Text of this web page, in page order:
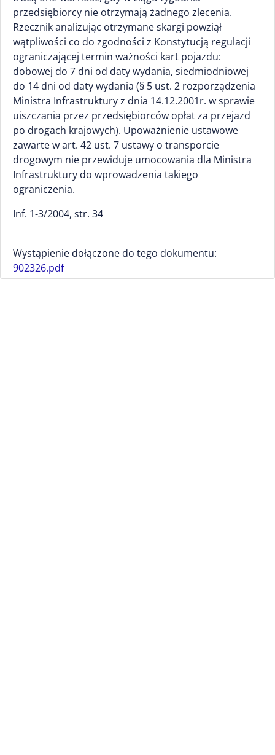
przedsiębiorcy nie otrzymają żadnego zlecenia.
Rzecznik analizując otrzymane skargi powziął
wątpliwości co do zgodności z Konstytucją regulacji
ograniczającej termin ważności kart pojazdu:
dobowej do 7 dni od daty wydania, siedmiodniowej
do 14 dni od daty wydania (§ 5 ust. 2 rozporządzenia
Ministra Infrastruktury z dnia 14.12.2001r. w sprawie
uiszczania przez przedsiębiorców opłat za przejazd
po drogach krajowych). Upoważnienie ustawowe
zawarte w art. 42 ust. 7 ustawy o transporcie
drogowym nie przewiduje umocowania dla Ministra
Infrastruktury do wprowadzenia takiego
ograniczenia.
Inf. 1-3/2004, str. 34
Wystąpienie dołączone do tego dokumentu:
902326.pdf